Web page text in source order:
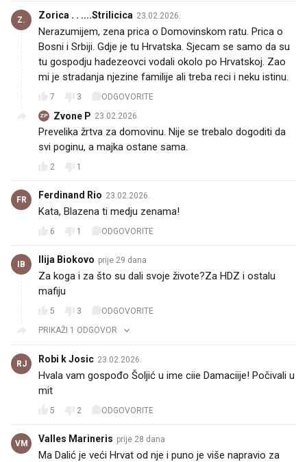
Z. Zorica . . ....Strilicica 23.02.2026.
Nerazumijem, zena prica o Domovinskom ratu. Prica o
Bosni i Srbiji. Gdje je tu Hrvatska. Sjecam se samo da su
tu gospodju hadezeovci vodali okolo po Hrvatskoj. Zao
mi je stradanja njezine familije ali treba reci i neku istinu.
7 3 ODGOVORITE
ZP Zvone P 23.02.2026.
Prevelika žrtva za domovinu. Nije se trebalo dogoditi da
svi poginu, a majka ostane sama.
2 1
FR Ferdinand Rio 23.02.2026.
Kata, Blazena ti medju zenama!
6 1 ODGOVORITE
IB Ilija Biokovo prije 29 dana
Za koga i za što su dali svoje živote?Za HDZ i ostalu
mafiju
5 3
ODGOVORITE
PRIKAŽI 1 ODGOVOR
RJ Robi k Josic 23.02.2026.
Hvala vam gospođo Šoljić u ime ciie Damaciije! Počivali u
mit
5 2 ODGOVORITE
VM Valles Marineris prije 28 dana
Ma Dalić je veći Hrvat od nje i puno je više napravio za